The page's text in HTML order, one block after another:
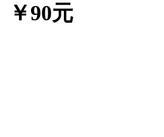
￥90元